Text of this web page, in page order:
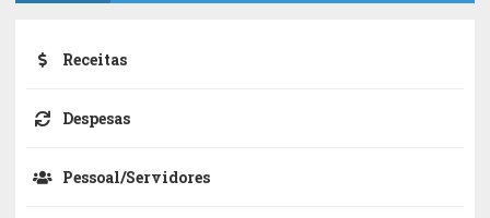
Receitas
Despesas
Pessoal/Servidores